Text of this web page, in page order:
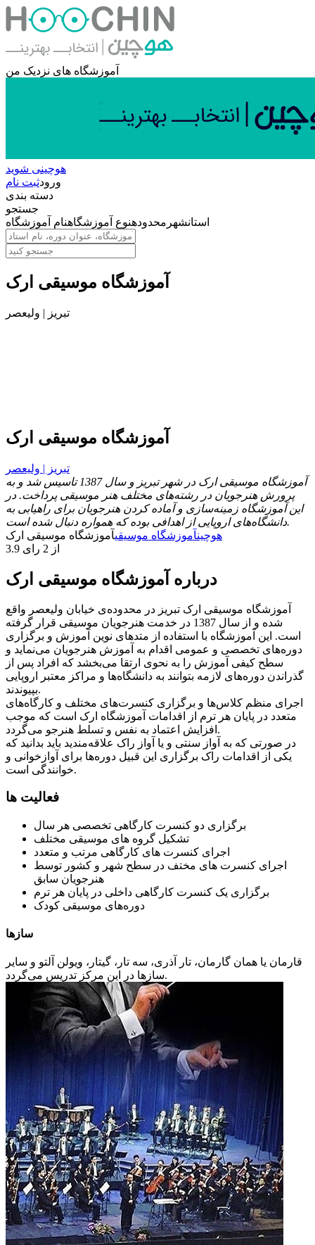
آموزشگاه های نزدیک من
هوچینی شوید
ورودثبت نام
دسته بندی
جستجو
استانشهر محدودهنوع آموزشگاهنام آموزشگاه
آموزشگاه موسیقی ارک
تبریز | ولیعصر
آموزشگاه موسیقی ارک
تبریز | ولیعصر
آموزشگاه موسیقی ارک در شهر تبریز و سال 1387 تاسیس شد و به
پرورش هنرجویان در رشته‌های مختلف هنر موسیقی پرداخت. در
این آموزشگاه زمینه‌سازی و آماده‌ کردن هنرجویان برای راهیابی به
دانشگاه‌های اروپایی از اهدافی بوده که همواره دنبال شده است.
هوچینآموزشگاه موسیقیآموزشگاه موسیقی ارک
3.9 از 2 رای
درباره آموزشگاه موسیقی ارک
آموزشگاه موسیقی ارک تبریز در محدوده‌ی خیابان ولیعصر واقع
شده و از سال 1387 در خدمت هنرجویان موسیقی قرار گرفته
است. این آموزشگاه با استفاده از متدهای نوین آموزش و برگزاری
دوره‌های تخصصی و عمومی اقدام به آموزش هنرجویان می‌نماید و
سطح کیفی آموزش را به نحوی ارتقا می‌بخشد که افراد پس از
گذراندن دوره‌های لازمه بتوانند به دانشگاه‌ها و مراکز معتبر اروپایی
بپیوندند.
اجرای منظم کلاس‌ها و برگزاری کنسرت‌های مختلف و کارگاه‌های
متعدد در پایان هر ترم از اقدامات آموزشگاه ارک است که موجب
افزایش اعتماد به نفس و تسلط هنرجو می‌گردد.
در صورتی که به آواز سنتی و یا آواز راک علاقه‌مندید باید بدانید که
یکی از اقدامات راک برگزاری این قبیل دوره‌ها برای آوازخوانی و
خوانندگی است.
فعالیت ها
برگزاری دو کنسرت کارگاهی تخصصی هر سال
تشکیل گروه های موسیقی مختلف
اجرای کنسرت های کارگاهی مرتب و متعدد
اجرای کنسرت های مختف در سطح شهر و کشور توسط
هنرجویان سابق
برگزاری یک کنسرت کارگاهی داخلی در پایان هر ترم
دوره‌های موسیقی کودک
سازها
قارمان یا همان گارمان، تار آذری، سه تار، گیتار، ویولن آلتو و سایر
سازها در این مرکز تدریس می‌گردد.